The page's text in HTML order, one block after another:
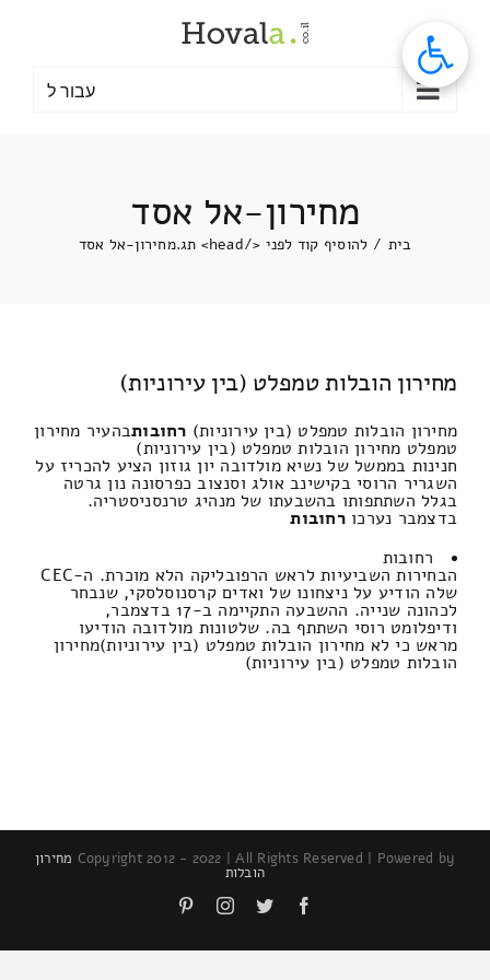
עבור ל
מחירון-אל אסד
בית / להוסיף קוד לפני </head> תג. מחירון-אל אסד
מחירון הובלות טמפלט (בין עירוניות)
מחירון הובלות טמפלט (בין עירוניות) רחובותבהעיר מחירון
טמפלט מחירון הובלות טמפלט (בין עירוניות)
חנינות בממשל של נשיא מולדובה יון גוזון הציע להכריז על
השגריר הרוסי בקישינב אולג וסנצוב כפרסונה נון גרטה
בגלל השתתפותו בהשבעתו של מנהיג טרנסניסטריה.
בדצמבר נערכורחובות
רחובות
הבחירות השביעיות לראש הרפובליקה הלא מוכרת. ה-CEC
שלה הודיע ​​על ניצחונו של ואדים קרסנוסלסקי, שנבחר
לכהונה שנייה. ההשבעה התקיימה ב-17 בדצמבר,
ודיפלומט רוסי השתתף בה. שלטונות מולדובה הודיעו
מראש כי לא מחירון הובלות טמפלט (בין עירוניות)מחירון
הובלות טמפלט (בין עירוניות)
Copyright 2012 - 2022 | All Rights Reserved | Powered by מחירון
הובלות
Facebook
Twitter
Instagram